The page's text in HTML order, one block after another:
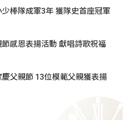
棒隊成軍3年 獲隊史首座冠軍
感恩表揚活動 獻唱詩歌祝福
父親節 13位模範父親獲表揚